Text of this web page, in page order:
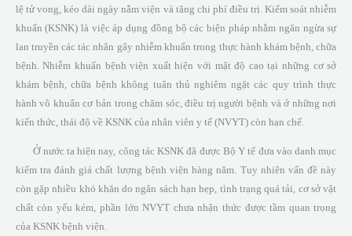
lệ tử vong, kéo dài ngày nằm viện và tăng chi phí điều trị. Kiểm soát nhiễm
khuẩn (KSNK) là việc áp dụng đồng bộ các biện pháp nhằm ngăn ngừa sự
lan truyền các tác nhân gây nhiễm khuẩn trong thực hành khám bệnh, chữa
bệnh. Nhiễm khuẩn bệnh viện xuất hiện với mật độ cao tại những cơ sở
khám bệnh, chữa bệnh không tuân thủ nghiêm ngặt các quy trình thực
hành vô khuẩn cơ bản trong chăm sóc, điều trị người bệnh và ở những nơi
kiến thức, thái độ về KSNK của nhân viên y tế (NVYT) còn hạn chế.
Ở nước ta hiện nay, công tác KSNK đã được Bộ Y tế đưa vào danh mục
kiểm tra đánh giá chất lượng bệnh viện hàng năm. Tuy nhiên vấn đề này
còn gặp nhiều khó khăn do ngân sách hạn hẹp, tình trạng quá tải, cơ sở vật
chất còn yếu kém, phần lớn NVYT chưa nhận thức được tầm quan trọng
của KSNK bệnh viện.